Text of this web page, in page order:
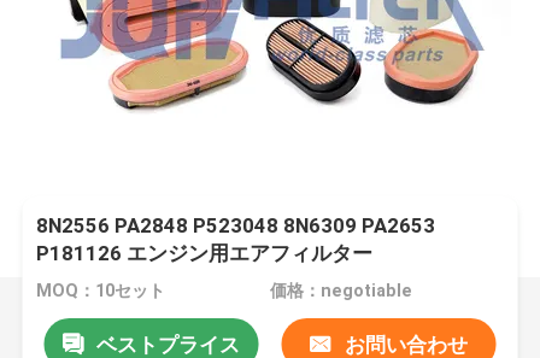
8N2556 PA2848 P523048 8N6309 PA2653
P181126 エンジン用エアフィルター
MOQ：10セット 価格：negotiable
ベストプライス お問い合わせ